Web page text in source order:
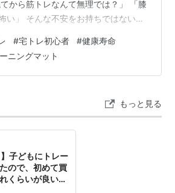
から筋トレなんて無理では？」 「膝
い」 そんな不安をお持ちではないで
く回数をこなす」という根性論で体
ありました。しかし、40歳になった
「若い頃とは違う」と認めることこ
どうしても遅くなります。怪我をす
そのままフェー…
#宅トレ初心者 #健康寿命
ニングマット
もっと見る
子どもにトレー
ので、初めて買
くらいが良いか